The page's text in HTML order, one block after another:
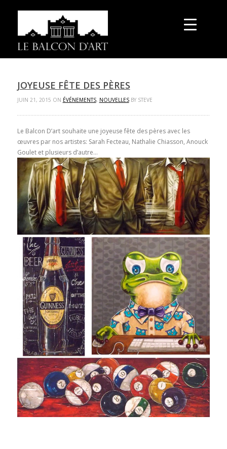
JOYEUSE FÊTE DES PÈRES
JUIN 21, 2015 ON ÉVÉNEMENTS, NOUVELLESBY STEVE
Le Balcon D’art souhaite une joyeuse fête des pères avec les
œuvres par nos artistes: Sarah Fecteau, Nathalie Chiasson, Anouck
Goulet et plusieurs d’autre…